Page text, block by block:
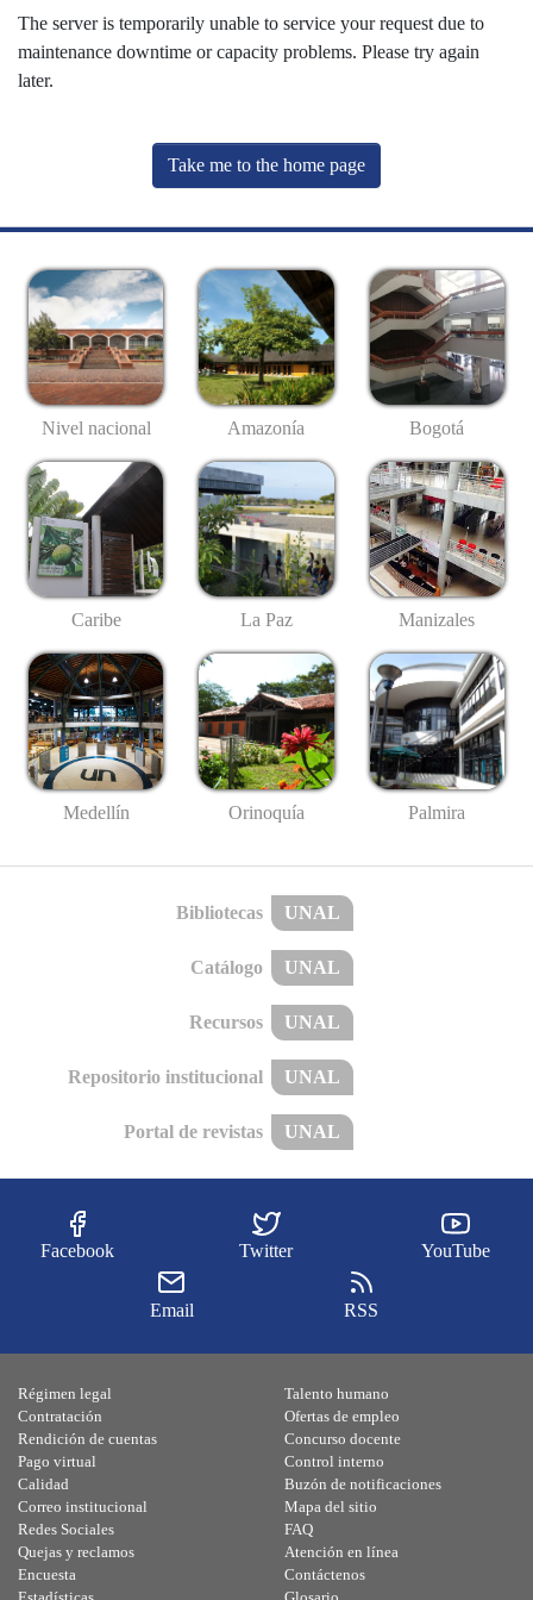
The server is temporarily unable to service your request due to
maintenance downtime or capacity problems. Please try again
later.
Take me to the home page
Nivel nacional Amazonía Bogotá
Caribe La Paz Manizales
Medellín Orinoquía Palmira
Bibliotecas UNAL
Catálogo UNAL
Recursos UNAL
Repositorio institucional UNAL
Portal de revistas UNAL
Facebook Twitter YouTube
Email RSS
Régimen legal
Contratación
Rendición de cuentas
Pago virtual
Calidad
Talento humano
Ofertas de empleo
Concurso docente
Control interno
Buzón de notificaciones
Correo institucional
Redes Sociales
Quejas y reclamos
Encuesta
Mapa del sitio
FAQ
Atención en línea
Contáctenos